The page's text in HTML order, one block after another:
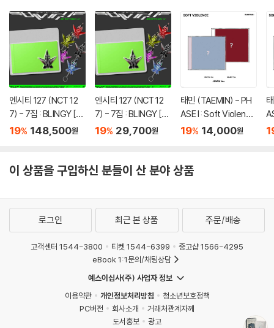
엔시티 127 (NCT 12
7) - 7집 : BLINGY [JE
T Keychain Ver.](스
19% 148,500원
엔시티 127 (NCT 12
7) - 7집 : BLINGY [JE
T Keychain Ver.](스
19% 29,700원
태민 (TAEMIN) - PH
ASE I : Soft Violence
[JEWEL Ver.][2종 중
19% 14,000원
이 상품을 구입하신 분들이 산 분야 상품
로그인 최근 본 상품 주문/배송
고객센터 1544-3800 티켓 1544-6399
중고샵 1566-4295
eBook 1:1문의/채팅상담
예스이십사(주) 사업자 정보
이용약관
개인정보처리방침
청소년보호정책
PC버전
회사소개
거래처관계자께
도서홍보
광고